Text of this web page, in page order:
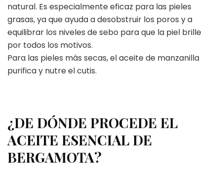
natural. Es especialmente eficaz para las pieles
grasas, ya que ayuda a desobstruir los poros y a
equilibrar los niveles de sebo para que la piel brille
por todos los motivos.
Para las pieles más secas, el aceite de manzanilla
purifica y nutre el cutis.
¿DE DÓNDE PROCEDE EL
ACEITE ESENCIAL DE
BERGAMOTA?